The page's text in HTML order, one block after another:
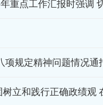
项规定精神问题情况通